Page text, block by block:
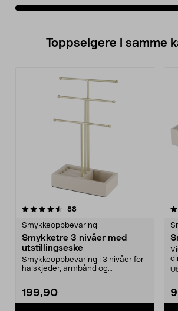
Toppselgere i samme
88anmeldelser
Smykkeoppbevaring
Smykketre 3 nivåer med
utstillingseske
Smykkeoppbevaring i 3 nivåer for
halskjeder, armbånd og
199,90
4.5 av 5 stjerner